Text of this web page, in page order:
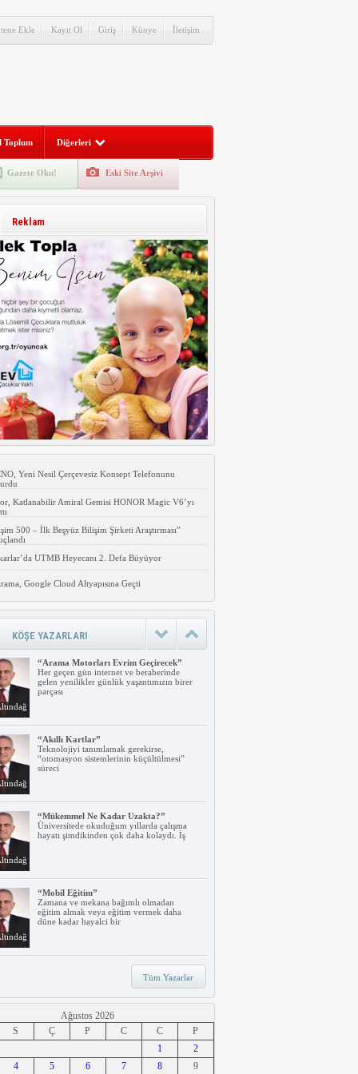
Ekle Kayıt Ol Giriş Künye İletişim
Toplum Diğerleri
Gazete Oku! Eski Site Arşivi
Reklam
Yeni Nesil Çerçevesiz Konsept Telefonunu
Katlanabilir Amiral Gemisi HONOR Magic V6’yı
500 – İlk Beşyüz Bilişim Şirketi Araştırması”
UTMB Heyecanı 2. Defa Büyüyor
Google Cloud Altyapısına Geçti
KÖŞE YAZARLARI
“Arama Motorları Evrim Geçirecek”
Her geçen gün internet ve beraberinde
gelen yenilikler günlük yaşantımızın birer
parçası
“Akıllı Kartlar”
Teknolojiyi tanımlamak gerekirse,
“otomasyon sistemlerinin küçültülmesi”
süreci
“Mükemmel Ne Kadar Uzakta?”
Üniversitede okuduğum yıllarda çalışma
hayatı şimdikinden çok daha kolaydı. İş
“Mobil Eğitim”
Zamana ve mekana bağımlı olmadan
eğitim almak veya eğitim vermek daha
düne kadar hayalci bir
“Teknoloji, Hızlı Tren ve İrem…”
Belki dikkatinizi çekmiştir. Türkiye’nin ilk
hızlı treni Ankara – Eskişehir
“Ne Duruyorsunuz, Dijitalleşsenize!”
Arabanız kendi kendine park ederken, siz
apartmanınıza giriyor ve evinizin kapısını
Tüm Yazarlar
Ağustos 2026
S Ç P C C
P
1
2
4 5 6 7 8
9